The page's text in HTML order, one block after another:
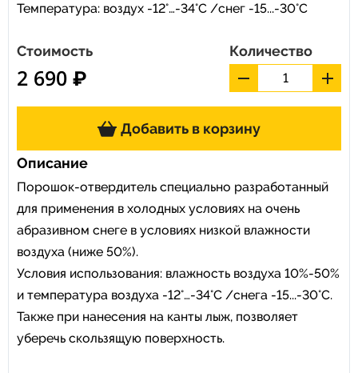
Температура: воздух -12°…-34°C /снег -15...-30°C
Стоимость
2 690 ₽
Количество
Добавить в корзину
Описание
Порошок-отвердитель специально разработанный
для применения в холодных условиях на очень
абразивном снеге в условиях низкой влажности
воздуха (ниже 50%).
Условия использования: влажность воздуха 10%-50%
и температура воздуха -12°…-34°C /снега -15...-30°C.
Также при нанесения на канты лыж, позволяет
уберечь скользящую поверхность.